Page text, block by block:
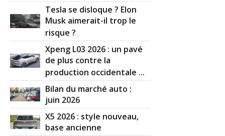
Tesla se disloque ? Elon
Musk aimerait-il trop le
risque ?
Xpeng L03 2026 : un pavé
de plus contre la
production occidentale ...
Bilan du marché auto :
juin 2026
X5 2026 : style nouveau,
base ancienne